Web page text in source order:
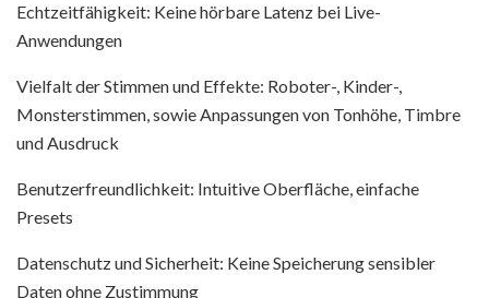
Echtzeitfähigkeit: Keine hörbare Latenz bei Live-
Anwendungen
Vielfalt der Stimmen und Effekte: Roboter-, Kinder-,
Monsterstimmen, sowie Anpassungen von Tonhöhe, Timbre
und Ausdruck
Benutzerfreundlichkeit: Intuitive Oberfläche, einfache
Presets
Datenschutz und Sicherheit: Keine Speicherung sensibler
Daten ohne Zustimmung